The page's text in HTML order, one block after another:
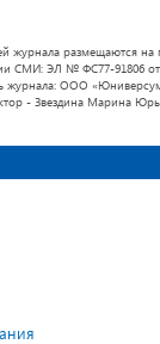
журнала размещаются на
СМИ: ЭЛ № ФС77-91806 от
журнала: ООО
- Звездина Марина